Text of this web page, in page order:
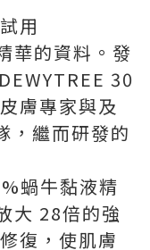
用
華的資料。發
30
膚專家與及
，繼而研發的
蝸牛黏液精
大 28倍的強
復，使肌膚